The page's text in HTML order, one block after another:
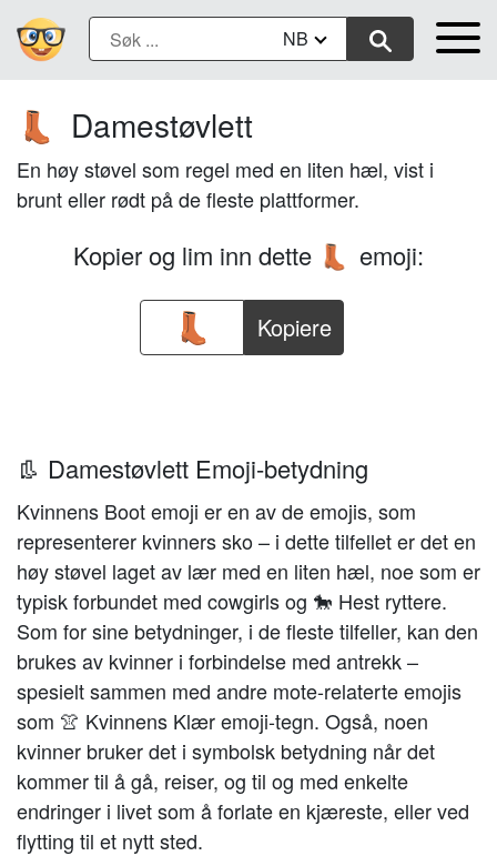
NB
👢 Damestøvlett
En høy støvel som regel med en liten hæl, vist i
brunt eller rødt på de fleste plattformer.
Kopier og lim inn dette 👢 emoji:
Kopiere
👢 Damestøvlett Emoji-betydning
Kvinnens Boot emoji er en av de emojis, som
representerer kvinners sko – i dette tilfellet er det en
høy støvel laget av lær med en liten hæl, noe som er
typisk forbundet med cowgirls og 🐎 Hest ryttere.
Som for sine betydninger, i de fleste tilfeller, kan den
brukes av kvinner i forbindelse med antrekk –
spesielt sammen med andre mote-relaterte emojis
som 👚 Kvinnens Klær emoji-tegn. Også, noen
kvinner bruker det i symbolsk betydning når det
kommer til å gå, reiser, og til og med enkelte
endringer i livet som å forlate en kjæreste, eller ved
flytting til et nytt sted.